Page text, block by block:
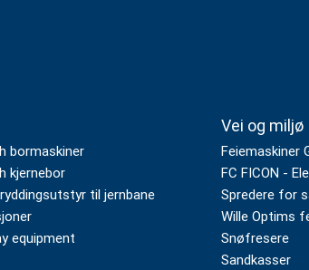
bormaskiner
kjernebor
til jernbane
equipment
Vei og miljø
Feiemaskiner
FC FICON -
Spredere for
Wille Optims
Snøfresere
Sandkasser